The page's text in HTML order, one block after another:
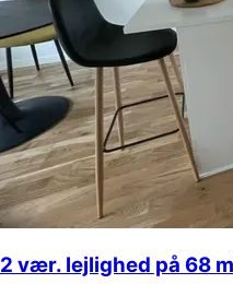
2 vær. lejlighed på 68